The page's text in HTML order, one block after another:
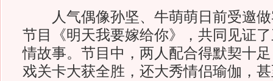
人气偶像孙坚、牛萌萌日前受邀做
节目《明天我要嫁给你》，共同见证
情故事。节目中，两人配合得默契十
戏关卡大获全胜，还大秀情侣瑜伽，